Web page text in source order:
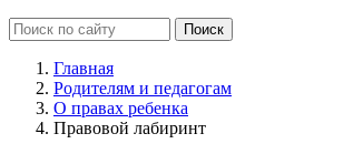
Главная
Родителям и педагогам
О правах ребенка
Правовой лабиринт